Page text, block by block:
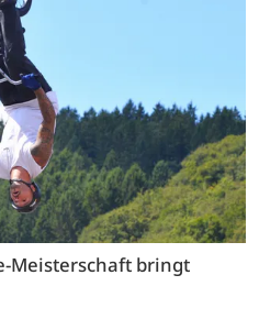
Meisterschaft bringt